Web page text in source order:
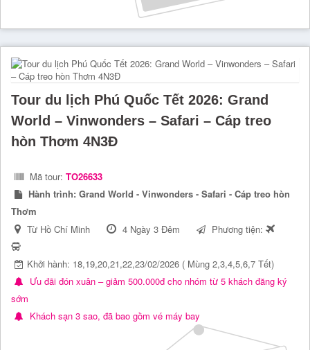
Tour du lịch Phú Quốc Tết 2026: Grand
World – Vinwonders – Safari – Cáp treo
hòn Thơm 4N3Đ
Mã tour: TO26633
Hành trình: Grand World - Vinwonders - Safari - Cáp treo hòn
Thơm
Từ Hồ Chí Minh
4 Ngày 3 Đêm Phương tiện:
Khởi hành: 18,19,20,21,22,23/02/2026 ( Mùng 2,3,4,5,6,7 Tết)
Ưu đãi đón xuân – giảm 500.000đ cho nhóm từ 5 khách đăng ký
sớm
Khách sạn 3 sao, đã bao gồm vé máy bay